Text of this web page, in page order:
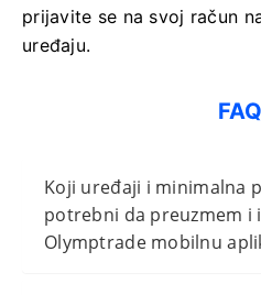
prijavite se na svoj račun
uređaju.
Koji uređaji i minimalna
potrebni da preuzmem i
Olymptrade mobilnu